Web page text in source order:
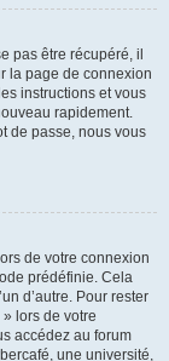
pas être récupéré, il
la page de connexion
instructions et vous
rapidement.
de passe, nous vous
de votre connexion
prédéfinie. Cela
d’autre. Pour rester
lors de votre
accédez au forum
une université,